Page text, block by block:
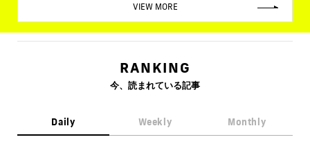
VIEW MORE
RANKING
今、読まれている記事
Daily Weekly Monthly